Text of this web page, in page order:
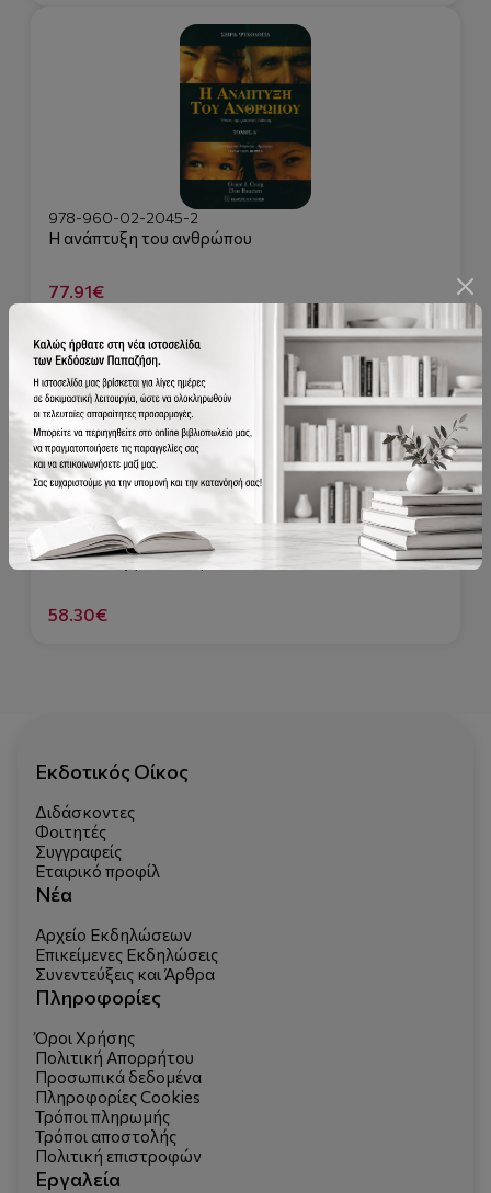
978-960-02-2045-2
Η ανάπτυξη του ανθρώπου
77.91€
978-960-02-2264-7
Η ανάπτυξη του ανθρώπου
58.30€
Εκδοτικός Οίκος
Διδάσκοντες
Φοιτητές
Συγγραφείς
Εταιρικό προφίλ
Νέα
Αρχείο Εκδηλώσεων
Επικείμενες Εκδηλώσεις
Συνεντεύξεις και Άρθρα
Πληροφορίες
Όροι Χρήσης
Πολιτική Απορρήτου
Προσωπικά δεδομένα
Πληροφορίες Cookies
Τρόποι πληρωμής
Τρόποι αποστολής
Πολιτική επιστροφών
Εργαλεία